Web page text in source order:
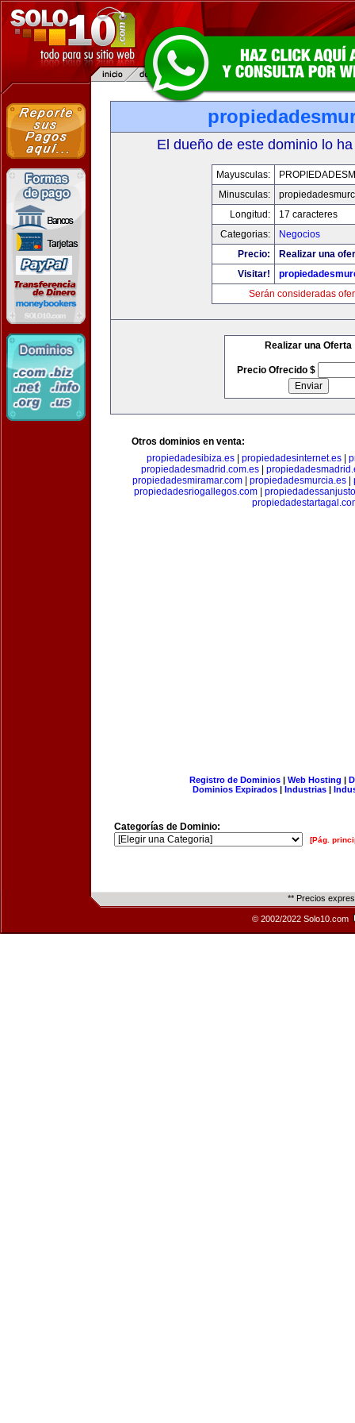
El dueño de este dominio lo
Mayusculas:
Minusculas:
Longitud:
17 caracteres
Categorias:
Negocios
Precio:
Realizar una
Visitar!
Serán consideradas
Realizar una Oferta
Precio Ofrecido $
Otros dominios en venta:
propiedadesibiza.es
propiedadesinternet.es
propiedadesmadrid.com.es
propiedadesmiramar.com
propiedadesmurcia.es
propiedadesriogallegos.com|
Registro de Dominios| Web Hosting |
Dominios Expirados | Industrias |
Categorías de Dominio:
[Pág.
** Precios
© 2002/2022 Solo10.com